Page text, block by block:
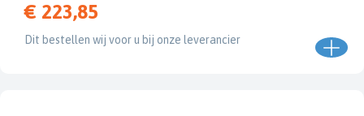
€ 223,85
Dit bestellen wij voor u bij onze leverancier